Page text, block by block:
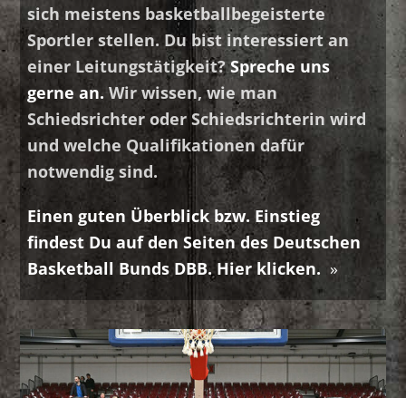
sich meistens basketballbegeisterte
Sportler stellen. Du bist interessiert an
einer Leitungstätigkeit?Spreche uns
gerne an. Wir wissen, wie man
Schiedsrichter oder Schiedsrichterin wird
und welche Qualifikationen dafür
notwendig sind.
Einen guten Überblick bzw. Einstieg
findest Du auf den Seiten des Deutschen
Basketball BundsDBB. Hier klicken.